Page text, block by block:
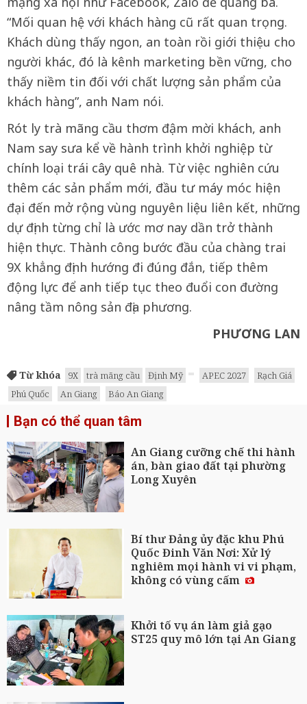
“Mối quan hệ với khách hàng cũ rất quan trọng.
Khách dùng thấy ngon, an toàn rồi giới thiệu cho
người khác, đó là kênh marketing bền vững, cho
thấy niềm tin đối với chất lượng sản phẩm của
khách hàng”, anh Nam nói.
Rót ly trà mãng cầu thơm đậm mời khách, anh
Nam say sưa kể về hành trình khởi nghiệp từ
chính loại trái cây quê nhà. Từ việc nghiên cứu
thêm các sản phẩm mới, đầu tư máy móc hiện
đại đến mở rộng vùng nguyên liệu liên kết, những
dự định từng chỉ là ước mơ nay dần trở thành
hiện thực. Thành công bước đầu của chàng trai
9X khẳng định hướng đi đúng đắn, tiếp thêm
động lực để anh tiếp tục theo đuổi con đường
nâng tầm nông sản địa phương.
PHƯƠNG LAN
Từ khóa 9X trà mãng cầu Định Mỹ APEC 2027
Rạch Giá
Phú Quốc
An Giang Báo An Giang
Bạn có thể quan tâm
An Giang cưỡng chế thi hành
án, bàn giao đất tại phường
Long Xuyên
Bí thư Đảng ủy đặc khu Phú
Quốc Đinh Văn Nơi: Xử lý
nghiêm mọi hành vi vi phạm,
không có vùng cấm
Khởi tố vụ án làm giả gạo
ST25 quy mô lớn tại An Giang